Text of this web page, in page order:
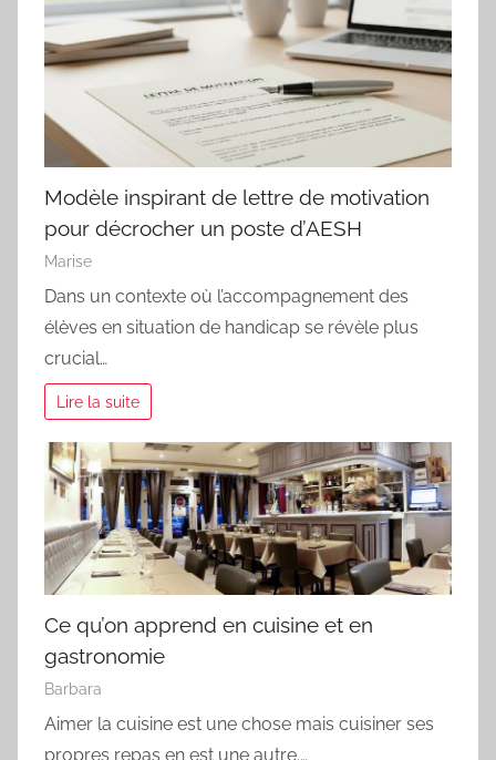
Modèle inspirant de lettre de motivation
pour décrocher un poste d’AESH
Marise
Dans un contexte où l’accompagnement des
élèves en situation de handicap se révèle plus
crucial…
Lire la suite
Ce qu’on apprend en cuisine et en
gastronomie
Barbara
Aimer la cuisine est une chose mais cuisiner ses
propres repas en est une autre.…